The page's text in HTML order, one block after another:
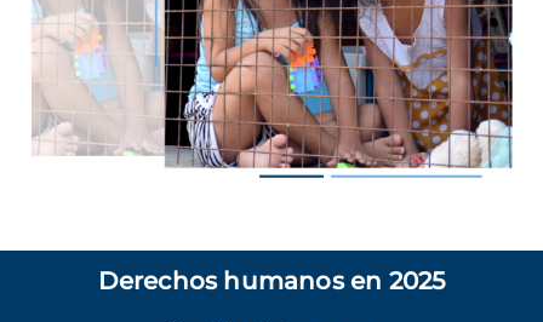
Derechos humanos en 2025